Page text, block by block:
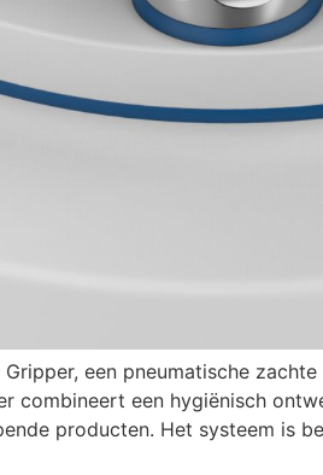
een pneumatische
combineert een hygiënisch
producten. Het systeem is